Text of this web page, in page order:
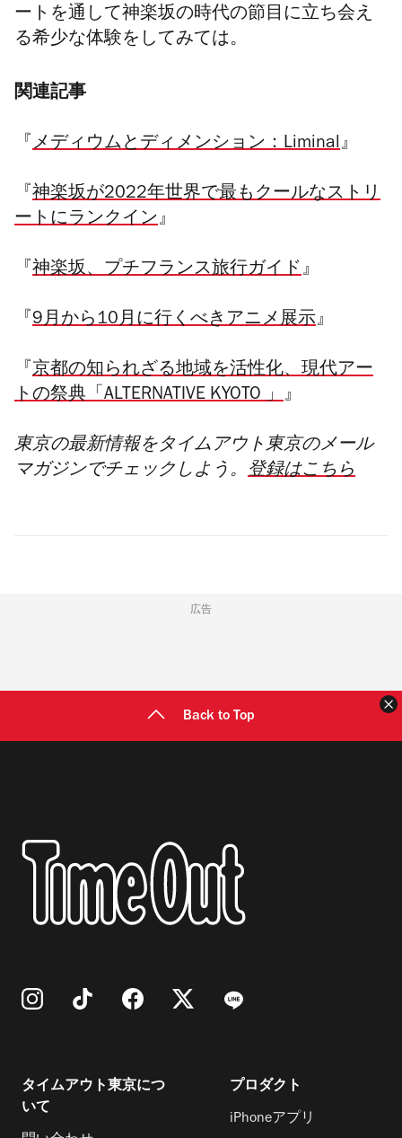
ートを通して神楽坂の時代の節目に立ち会え
る希少な体験をしてみては。
関連記事
『 メディウムとディメンション：Liminal』
『 神楽坂が2022年世界で最もクールなストリ
ートにランクイン』
『 神楽坂、プチフランス旅行ガイド』
『 9月から10月に行くべきアニメ展示』
『 京都の知られざる地域を活性化、現代アー
トの祭典「ALTERNATIVE KYOTO 」』
東京の最新情報をタイムアウト東京のメール
マガジンでチェックしよう。 登録はこちら
広告
Back to Top
タイムアウト東京につ
いて
プロダクト
iPhoneアプリ